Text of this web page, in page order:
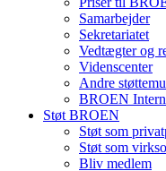
Samarbejder
Sekretariatet
Vedtægter og
Videnscenter
Andre
BROEN
Støt BROEN
Støt som
Støt som
Bliv medlem